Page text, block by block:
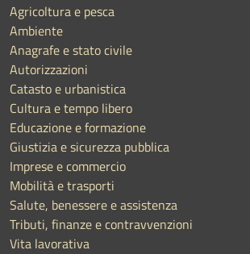
Agricoltura e pesca
Ambiente
Anagrafe e stato civile
Autorizzazioni
Catasto e urbanistica
Cultura e tempo libero
Educazione e formazione
Giustizia e sicurezza pubblica
Imprese e commercio
Mobilità e trasporti
Salute, benessere e assistenza
Tributi, finanze e contravvenzioni
Vita lavorativa